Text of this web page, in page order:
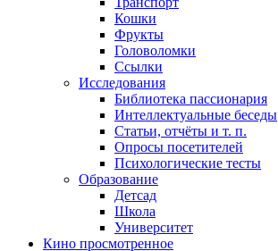
Кошки
Фрукты
Головоломки
Ссылки
Исследования
Библиотека пассионария
Интеллектуальные беседы
Статьи, отчёты и т. п.
Опросы посетителей
Психологические тесты
Образование
Детсад
Школа
Университет
Кино просмотренное